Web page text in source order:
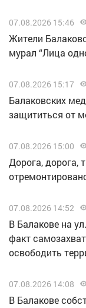
07.08.2026 15:46
Жители
мурал “Лица
07.08.2026 15:17
Балаковских
защититься от
07.08.2026 15:00
Дорога, дорога,
07.08.2026 14:52
В Балакове на
факт
освободить
07.08.2026 14:08
В Балакове